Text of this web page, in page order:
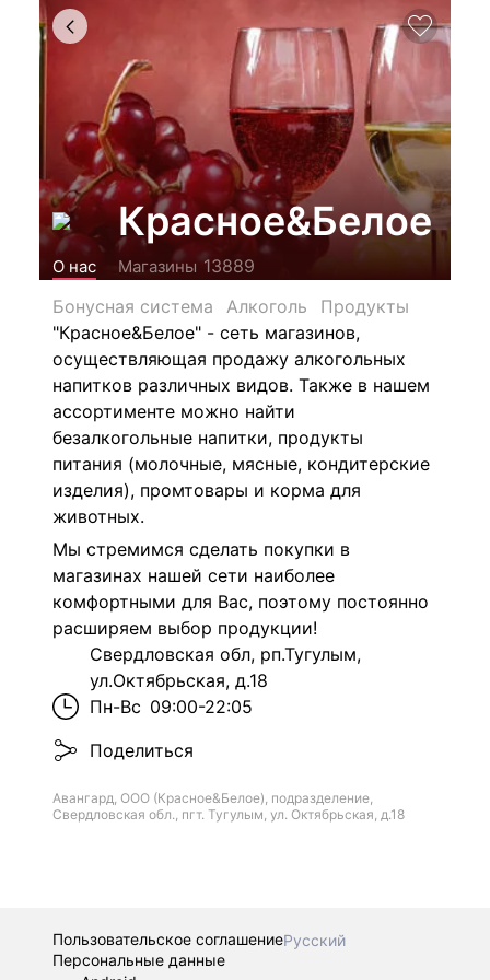
Красное&Белое
О нас Магазины 13889
Бонусная система
Алкоголь
Продукты
"Красное&Белое" - сеть магазинов,
осуществляющая продажу алкогольных
напитков различных видов. Также в нашем
ассортименте можно найти
безалкогольные напитки, продукты
питания (молочные, мясные, кондитерские
изделия), промтовары и корма для
животных.
Мы стремимся сделать покупки в
магазинах нашей сети наиболее
комфортными для Вас, поэтому постоянно
расширяем выбор продукции!
Свердловская обл, рп.Тугулым,
ул.Октябрьская, д.18
Пн-Вс 09:00-22:05
Поделиться
Авангард, ООО (Красное&Белое), подразделение,
Свердловская обл., пгт. Тугулым, ул. Октябрьская, д.18
Пользовательское соглашениеРусский
Персональные данные